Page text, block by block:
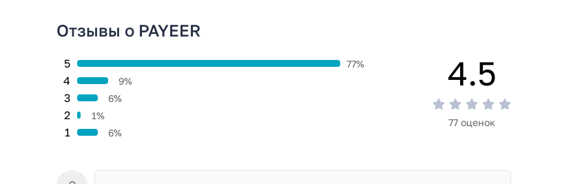
Отзывы о PAYEER
1 6%
2 1%
3 6%
4 9%
5 77% 4.5
77 оценок